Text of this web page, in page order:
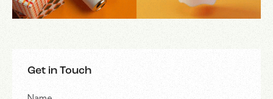
Get in Touch